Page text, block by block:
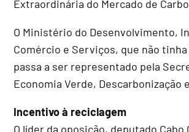
Extraordinária do Mercado de
O Ministério do Desenvolvimento,
Comércio e Serviços, que não
passa a ser representado pela
Economia Verde, Descarbonização
Incentivo à reciclagem
O líder da oposição, deputado Cabo